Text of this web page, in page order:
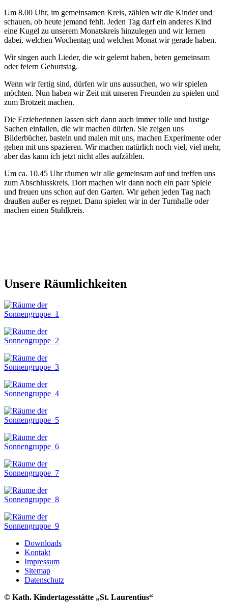
Um 8.00 Uhr, im gemeinsamen Kreis, zählen wir die Kinder und
schauen, ob heute jemand fehlt. Jeden Tag darf ein anderes Kind
eine Kugel zu unserem Monatskreis hinzulegen und wir lernen
dabei, welchen Wochentag und welchen Monat wir gerade haben.
Wir singen auch Lieder, die wir gelernt haben, beten gemeinsam
oder feiern Geburtstag.
Wenn wir fertig sind, dürfen wir uns aussuchen, wo wir spielen
möchten. Nun haben wir Zeit mit unseren Freunden zu spielen und
zum Brotzeit machen.
Die Erzieherinnen lassen sich dann auch immer tolle und lustige
Sachen einfallen, die wir machen dürfen. Sie zeigen uns
Bilderbücher, basteln und malen mit uns, machen Experimente oder
gehen mit uns spazieren. Wir machen natürlich noch viel, viel mehr,
aber das kann ich jetzt nicht alles aufzählen.
Um ca. 10.45 Uhr räumen wir alle gemeinsam auf und treffen uns
zum Abschlusskreis. Dort machen wir dann noch ein paar Spiele
und freuen uns schon auf den Garten. Wir gehen jeden Tag nach
draußen außer es regnet. Dann spielen wir in der Turnhalle oder
machen einen Stuhlkreis.
Unsere Räumlichkeiten
Downloads
Kontakt
Impressum
Sitemap
Datenschutz
© Kath. Kindertagesstätte „St. Laurentius“